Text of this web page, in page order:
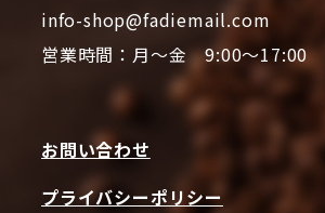
info-shop@fadiemail.com
営業時間：月～金 9:00～17:00
お問い合わせ
プライバシーポリシー